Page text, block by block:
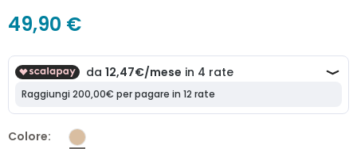
bambino in una delicata coccola dopo il bagno.
49,90 €
Colore